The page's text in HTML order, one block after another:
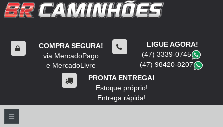
COMPRA SEGURA!
via MercadoPago
e MercadoLivre
LIGUE AGORA!
(47) 3339-0745
(47) 98420-8207
PRONTA ENTREGA!
Estoque próprio!
Entrega rápida!